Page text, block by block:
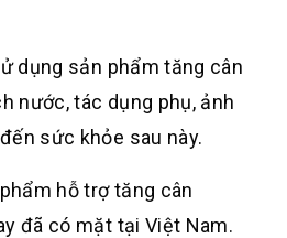
dụng sản phẩm tăng cân
nước, tác dụng phụ, ảnh
sức khỏe sau này.
hỗ trợ tăng cân
đã có mặt tại Việt Nam.